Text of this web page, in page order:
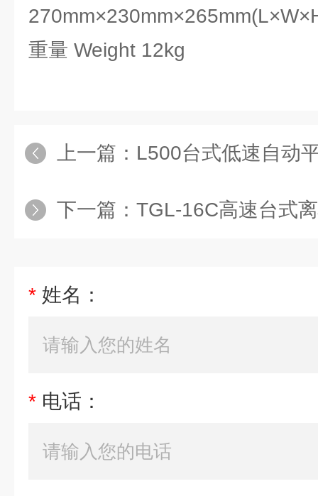
重量 Weight 12kg
上一篇： L500台式低速自动平
下一篇： TGL-16C高速台式
* 姓名：
* 电话：